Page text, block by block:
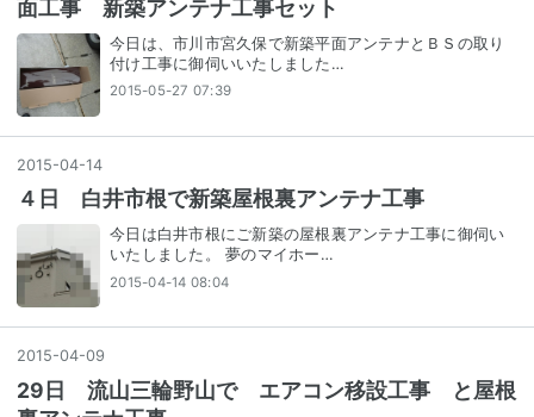
面工事 新築アンテナ工事セット
今日は、市川市宮久保で新築平面アンテナとＢＳの取り
付け工事に御伺いいたしました…
2015-05-27 07:39
2015-04-14
４日 白井市根で新築屋根裏アンテナ工事
今日は白井市根にご新築の屋根裏アンテナ工事に御伺い
いたしました。 夢のマイホー…
2015-04-14 08:04
2015-04-09
29日 流山三輪野山で エアコン移設工事 と屋根